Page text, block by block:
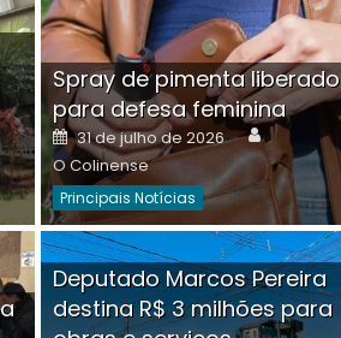
Martins Tristão é
mascarado
Spray de pimenta liberado
para defesa feminina
Posted
on
31 de julho de 2026 Author
O Colinense
Principais Notícias
Deputado Marcos Pereira
destina R$ 3 milhões para